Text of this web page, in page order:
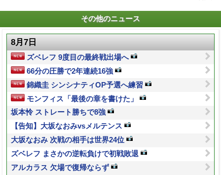
その他のニュース
8月7日
ズベレフ 9度目の最終戦出場へ
66分の圧勝で2年連続16強
錦織圭 シンシナティOP予選へ練習
モンフィス「最後の章を書けた」
坂本怜 ストレート勝ちで8強
【告知】大坂なおみvsメルテンス
大坂なおみ 次戦の相手は世界24位
ズベレフ まさかの逆転負けで初戦敗退
アルカラス 欠場で復帰ならず